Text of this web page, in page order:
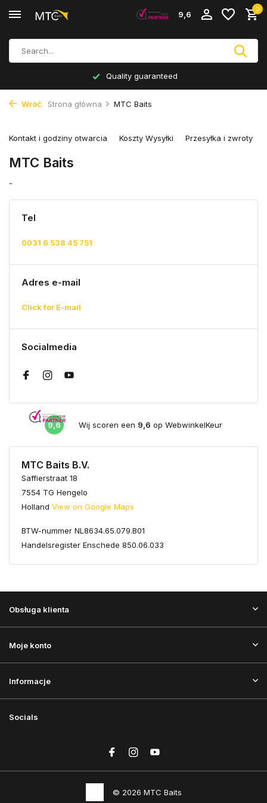
9,6
0
Quality guaranteed
Wróć Strona główna MTC Baits
Kontakt i godziny otwarcia Koszty Wysyłki Przesyłka i zwroty
MTC Baits
-
Tel
0031 6 538 45 751
Adres e-mail
Click for E-mail
Socialmedia
9,6 Wij scoren een 9,6 op WebwinkelKeur
MTC Baits B.V.
Saffierstraat 18
7554 TG Hengelo
Holland View on Google Maps
BTW-nummer NL8634.65.079.B01
Handelsregister Enschede 850.06.033
Obsługa klienta
Moje konto
Informacje
Socials
© 2026 MTC Baits